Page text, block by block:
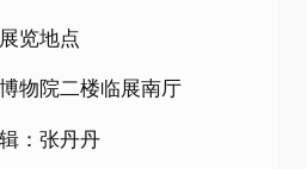
展览地点
物院二楼临展南厅
：张丹丹